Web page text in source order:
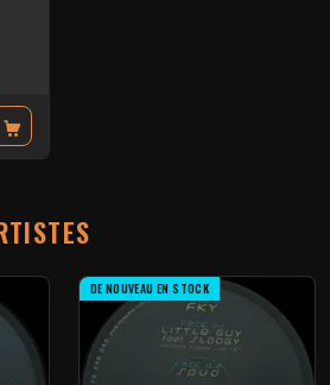
DE NOUVEAU EN STOCK